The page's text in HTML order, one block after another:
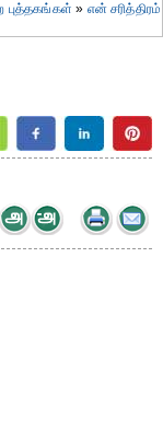
புத்தகங்கள் » என் சரித்திரம்